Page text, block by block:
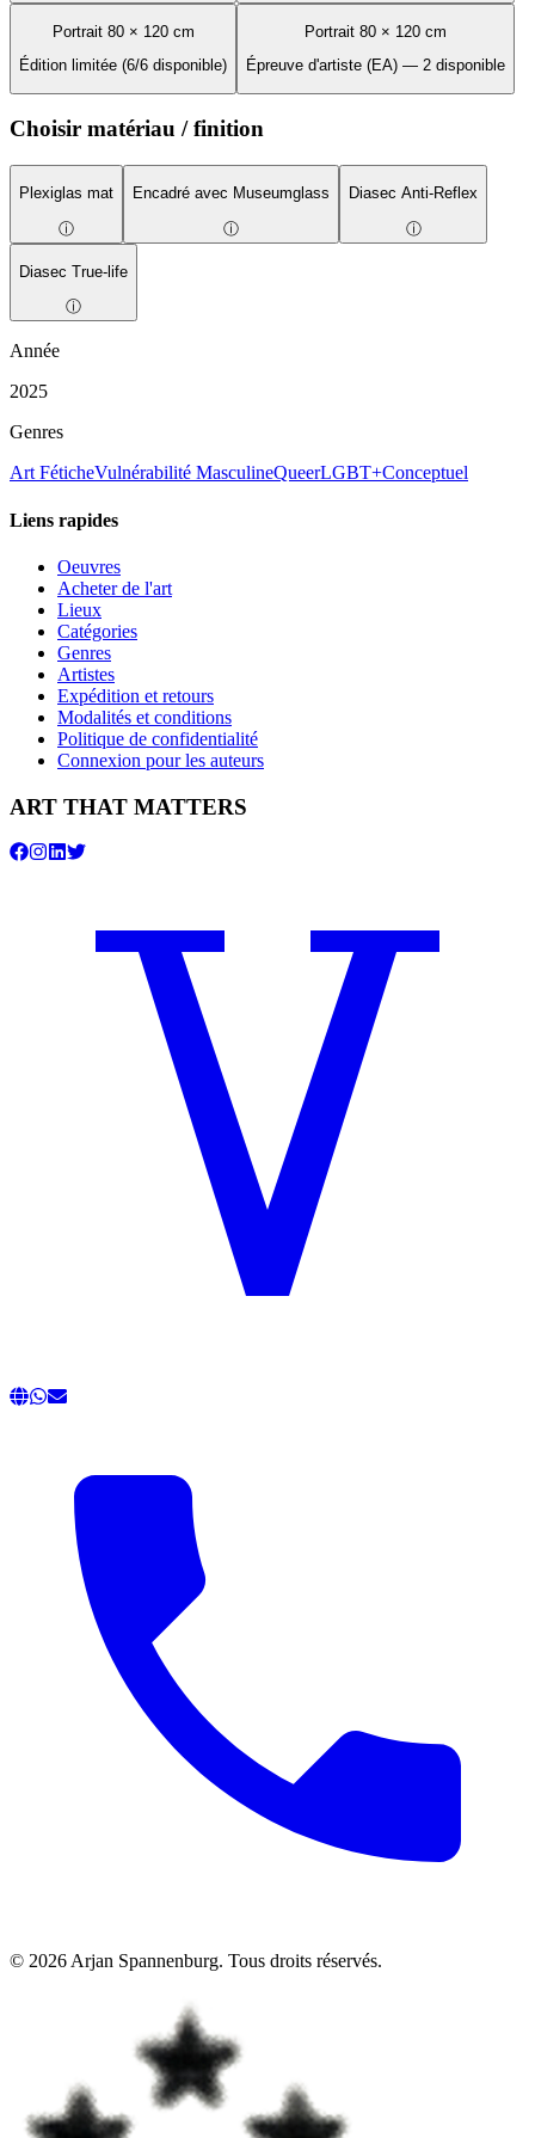
Portrait 80 × 120 cm
Édition limitée (6/6 disponible)
Portrait 80 × 120 cm
Épreuve d'artiste (EA) — 2 disponible
Choisir matériau / finition
Plexiglas mat
ⓘ
Encadré avec Museumglass
ⓘ
Diasec Anti-Reflex
ⓘ
Diasec True-life
ⓘ
Année
2025
Genres
Art FéticheVulnérabilité MasculineQueerLGBT+Conceptuel
Liens rapides
Oeuvres
Acheter de l'art
Lieux
Catégories
Genres
Artistes
Expédition et retours
Modalités et conditions
Politique de confidentialité
Connexion pour les auteurs
ART THAT MATTERS
© 2026 Arjan Spannenburg. Tous droits réservés.